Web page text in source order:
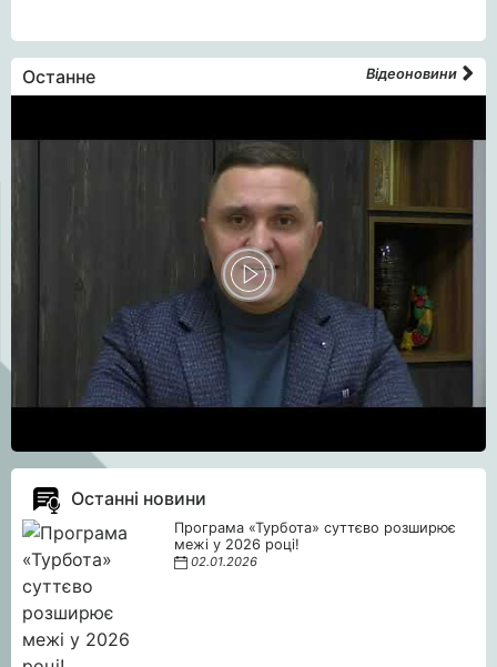
Останне Відеоновини
Останні новини
Програма «Турбота» суттєво розширює
межі у 2026 році!
02.01.2026